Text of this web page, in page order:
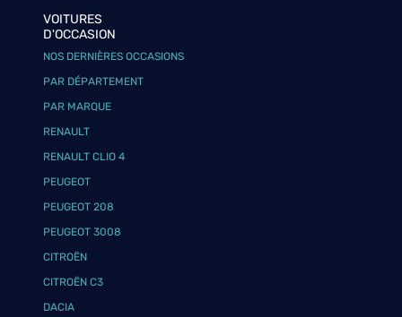
VOITURES
D'OCCASION
NOS DERNIÈRES OCCASIONS
PAR DÉPARTEMENT
PAR MARQUE
RENAULT
RENAULT CLIO 4
PEUGEOT
PEUGEOT 208
PEUGEOT 3008
CITROËN
CITROËN C3
DACIA